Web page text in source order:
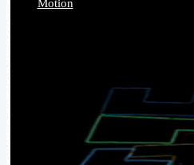
Motion